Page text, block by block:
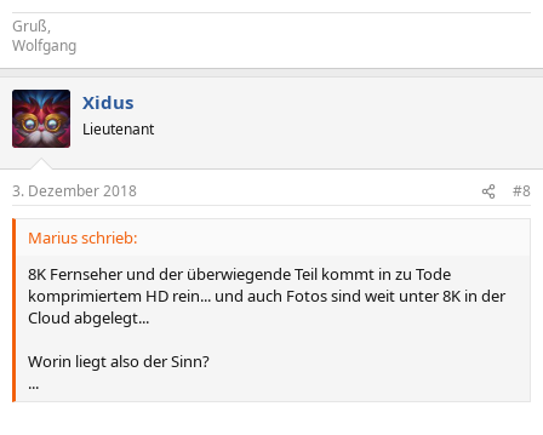
Gruß,
Wolfgang
Xidus
Lieutenant
3. Dezember 2018 #8
Marius schrieb:
8K Fernseher und der überwiegende Teil kommt in zu Tode
komprimiertem HD rein... und auch Fotos sind weit unter 8K in der
Cloud abgelegt...
Worin liegt also der Sinn?
...